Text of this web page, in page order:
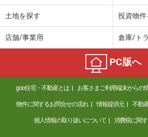
土地を探す 投資物件
店舗/事業用 倉庫/ト
PC版へ
goo住宅・不動産とは お客さまご利用端末からの
物件に関するお問合せの流れ 情報提供元 不動
個人情報の取り扱いについて 消費税に関